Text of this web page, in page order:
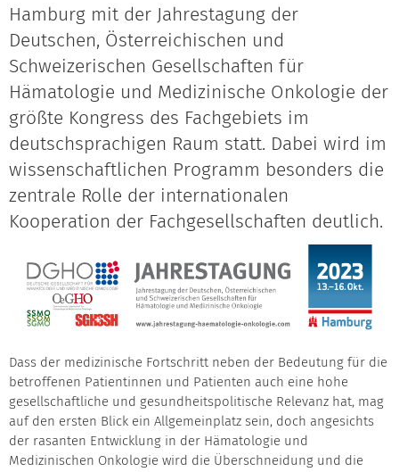
Hamburg mit der Jahrestagung der
Deutschen, Österreichischen und
Schweizerischen Gesellschaften für
Hämatologie und Medizinische Onkologie der
größte Kongress des Fachgebiets im
deutschsprachigen Raum statt. Dabei wird im
wissenschaftlichen Programm besonders die
zentrale Rolle der internationalen
Kooperation der Fachgesellschaften deutlich.
Dass der medizinische Fortschritt neben der Bedeutung für die
betroffenen Patientinnen und Patienten auch eine hohe
gesellschaftliche und gesundheitspolitische Relevanz hat, mag
auf den ersten Blick ein Allgemeinplatz sein, doch angesichts
der rasanten Entwicklung in der Hämatologie und
Medizinischen Onkologie wird die Überschneidung und die